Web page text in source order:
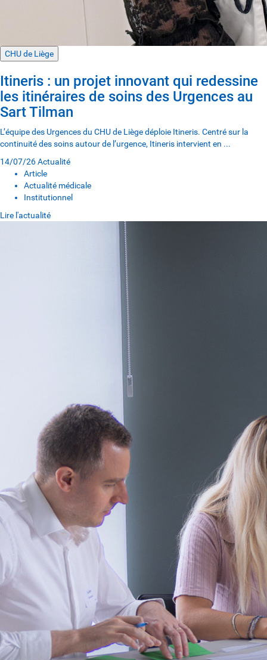
CHU de Liège
Itineris : un projet innovant qui redessine
les itinéraires de soins des Urgences au
Sart Tilman
L’équipe des Urgences du CHU de Liège déploie Itineris. Centré sur la
continuité des soins autour de l’urgence, Itineris intervient en ...
14/07/26Actualité
Article
Actualité médicale
Institutionnel
Lire l'actualité